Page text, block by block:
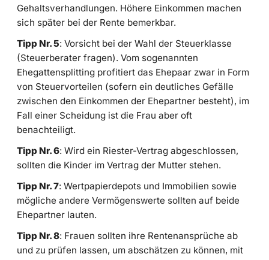
Gehaltsverhandlungen. Höhere Einkommen machen
sich später bei der Rente bemerkbar.
Tipp Nr. 5: Vorsicht bei der Wahl der Steuerklasse
(Steuerberater fragen). Vom sogenannten
Ehegattensplitting profitiert das Ehepaar zwar in Form
von Steuervorteilen (sofern ein deutliches Gefälle
zwischen den Einkommen der Ehepartner besteht), im
Fall einer Scheidung ist die Frau aber oft
benachteiligt.
Tipp Nr. 6: Wird ein Riester-Vertrag abgeschlossen,
sollten die Kinder im Vertrag der Mutter stehen.
Tipp Nr. 7: Wertpapierdepots und Immobilien sowie
mögliche andere Vermögenswerte sollten auf beide
Ehepartner lauten.
Tipp Nr. 8: Frauen sollten ihre Rentenansprüche ab
und zu prüfen lassen, um abschätzen zu können, mit